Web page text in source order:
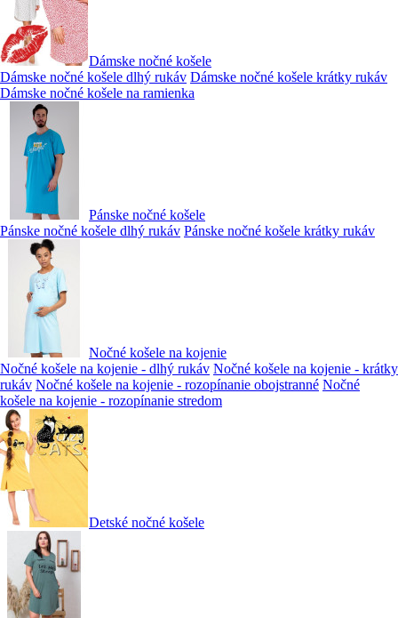
Dámske nočné košele
Dámske nočné košele dlhý rukáv Dámske nočné košele krátky rukáv
Dámske nočné košele na ramienka
Pánske nočné košele
Pánske nočné košele dlhý rukáv Pánske nočné košele krátky rukáv
Nočné košele na kojenie
Nočné košele na kojenie - dlhý rukáv Nočné košele na kojenie - krátky
rukáv Nočné košele na kojenie - rozopínanie obojstranné Nočné
košele na kojenie - rozopínanie stredom
Detské nočné košele